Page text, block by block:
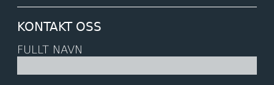
KONTAKT OSS
FULLT NAVN